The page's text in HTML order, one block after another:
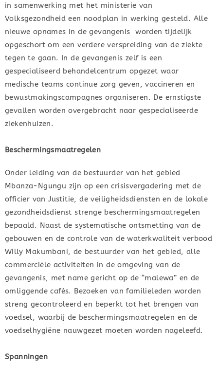
in samenwerking met het ministerie van
Volksgezondheid een noodplan in werking gesteld. Alle
nieuwe opnames in de gevangenis worden tijdelijk
opgeschort om een verdere verspreiding van de ziekte
tegen te gaan. In de gevangenis zelf is een
gespecialiseerd behandelcentrum opgezet waar
medische teams continue zorg geven, vaccineren en
bewustmakingscampagnes organiseren. De ernstigste
gevallen worden overgebracht naar gespecialiseerde
ziekenhuizen.
Beschermingsmaatregelen
Onder leiding van de bestuurder van het gebied
Mbanza-Ngungu zijn op een crisisvergadering met de
officier van Justitie, de veiligheidsdiensten en de lokale
gezondheidsdienst strenge beschermingsmaatregelen
bepaald. Naast de systematische ontsmetting van de
gebouwen en de controle van de waterkwaliteit verbood
Willy Makumbani, de bestuurder van het gebied, alle
commerciële activiteiten in de omgeving van de
gevangenis, met name gericht op de “malewa” en de
omliggende cafés. Bezoeken van familieleden worden
streng gecontroleerd en beperkt tot het brengen van
voedsel, waarbij de beschermingsmaatregelen en de
voedselhygiëne nauwgezet moeten worden nageleefd.
Spanningen